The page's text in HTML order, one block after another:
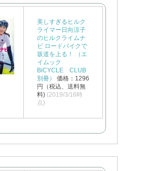
美しすぎるヒルク
ライマー日向涼子
のヒルクライムナ
ビ ロードバイクで
坂道を上る！ （エ
イムック
BiCYCLE CLUB
別冊）
価格：1296
円（税込、送料無
料) (2019/3/16時
点)